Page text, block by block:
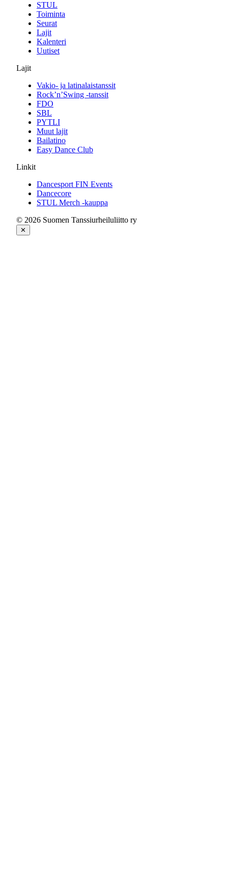
STUL
Toiminta
Seurat
Lajit
Kalenteri
Uutiset
Lajit
Vakio- ja latinalaistanssit
Rock’n’Swing -tanssit
FDO
SBL
PYTLI
Muut lajit
Bailatino
Easy Dance Club
Linkit
Dancesport FIN Events
Dancecore
STUL Merch -kauppa
© 2026 Suomen Tanssiurheiluliitto ry
✕